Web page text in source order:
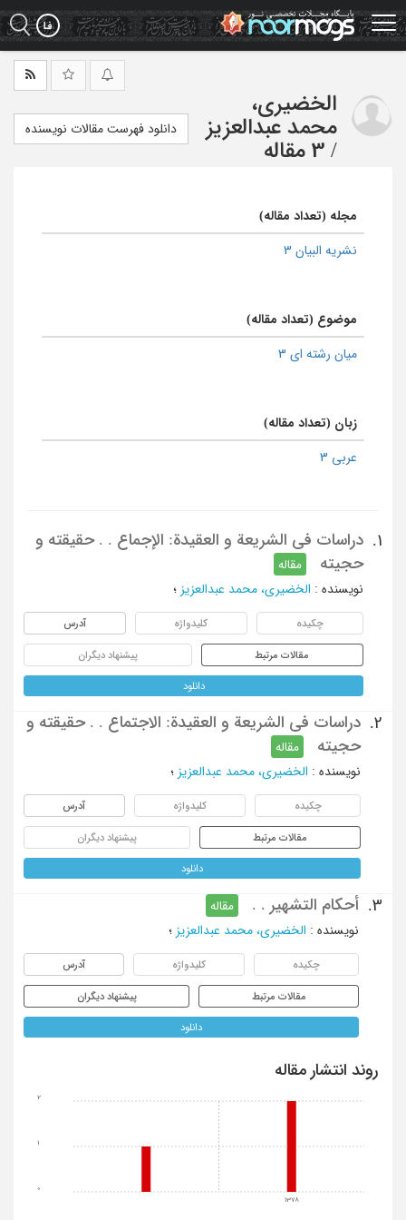
Skip
to
main
الخضیری،
محمد عبدالعزیز
/ 3 مقاله
دانلود فهرست مقالات نویسنده
مجله (تعداد مقاله)
نشریه البیان 3
موضوع (تعداد مقاله)
میان رشته ای 3
زبان (تعداد مقاله)
عربی 3
1.
دراسات فی الشریعة و العقیدة: الإجماع . . حقیقته و
حجیته
مقاله
نویسنده : الخضیری، محمد عبدالعزیز ؛
چکیده کلیدواژه آدرس
مقالات مرتبط پیشنهاد دیگران
دانلود
2.
دراسات فی الشریعة و العقیدة: الاجتماع . . حقیقته و
حجیته
مقاله
نویسنده : الخضیری، محمد عبدالعزیز ؛
چکیده کلیدواژه آدرس
مقالات مرتبط پیشنهاد دیگران
دانلود
3. أحکام التشهیر . .
مقاله
نویسنده : الخضیری، محمد عبدالعزیز ؛
چکیده کلیدواژه آدرس
مقالات مرتبط پیشنهاد دیگران
دانلود
روند انتشار مقاله
1378
0
1
2